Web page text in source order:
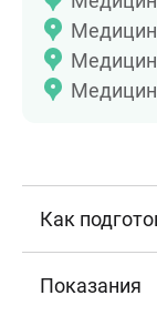
Как
Показания